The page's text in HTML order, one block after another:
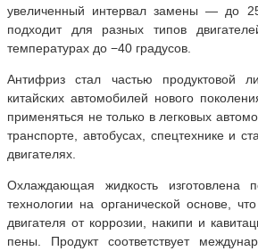
увеличенный интервал замены — до
подходит для разных типов
температурах до −40 градусов.
Антифриз стал частью продуктовой
китайских автомобилей нового
применяться не только в легковых
транспорте, автобусах, спецтехнике и
двигателях.
Охлаждающая жидкость изготовлена
технологии на органической основе,
двигателя от коррозии, накипи и
пены. Продукт соответствует